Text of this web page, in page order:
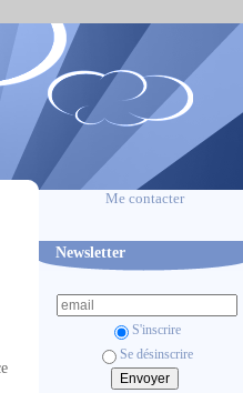
Me contacter
Newsletter
S'inscrire
Se désinscrire